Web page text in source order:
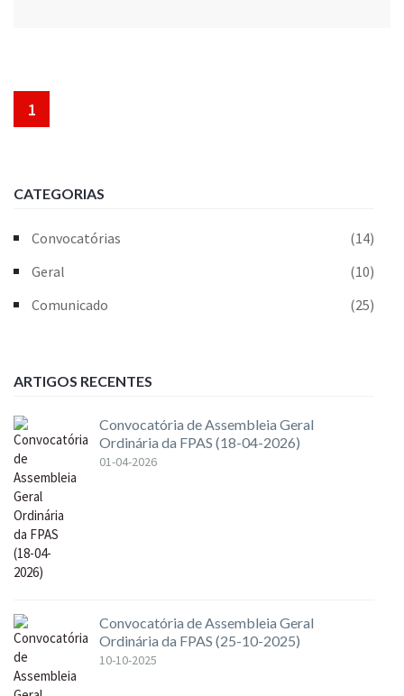
1
CATEGORIAS
Convocatórias
(14)
Geral
(10)
Comunicado
(25)
ARTIGOS RECENTES
Convocatória de Assembleia Geral
Ordinária da FPAS (18-04-2026)
01-04-2026
Convocatória de Assembleia Geral
Ordinária da FPAS (25-10-2025)
10-10-2025